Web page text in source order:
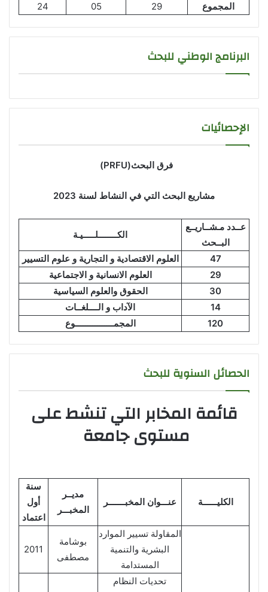
المجموع 29
05
24
البرنامج الوطني للبحث
الإحصائيات
فرق البحث(PRFU
)
مشاريع البحث التي في النشاط لسنة 2023
عــدد مـشــاريــع
البــحث
الكــــــــلـــــيـة
47
العلوم الاقتصادية و التجارية و علوم التسيير
29
العلوم الانسانية و الاجتماعية
30
الحقوق والعلوم السياسية
14
الآداب و الــــلغــات
120
المجمــــــــــــــــوع
الحصائل السنوية للبحث
قائمة المخابر التي تنشط على
مستوى جامعة
الكليــــــة عنـــوان المخبـــــــر
مديــر
المخبـــر
سنة
أول
اعتماد
المقاولة تسيير الموارد
البشرية والتنمية
المستدامة
بوشامة
مصطفى
2011
تحديات النظام